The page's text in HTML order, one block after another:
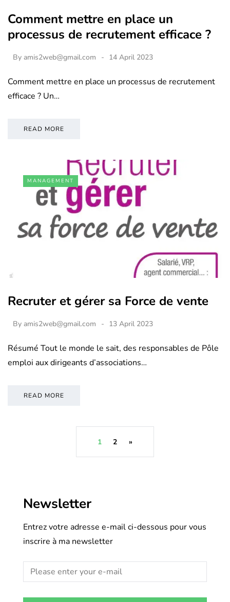
Comment mettre en place un
processus de recrutement efficace ?
By amis2web@gmail.com 14 April 2023
Comment mettre en place un processus de recrutement
efficace ? Un…
READ MORE
MANAGEMENT
Recruter et gérer sa Force de vente
By amis2web@gmail.com 13 April 2023
Résumé Tout le monde le sait, des responsables de Pôle
emploi aux dirigeants d’associations…
READ MORE
1 2 »
Newsletter
Entrez votre adresse e-mail ci-dessous pour vous
inscrire à ma newsletter